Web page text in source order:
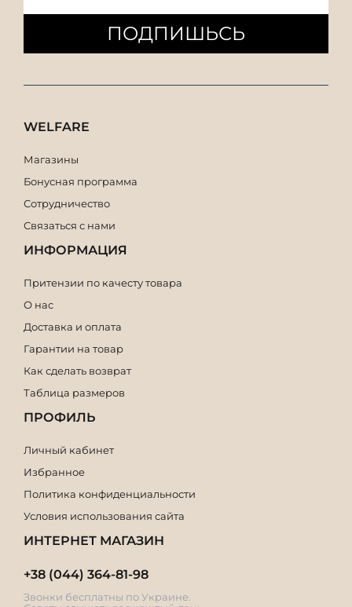
ПОДПИШЬСЬ
WELFARE
Магазины
Бонусная программа
Сотрудничество
Связаться с нами
ИНФОРМАЦИЯ
Притензии по качесту товара
О нас
Доставка и оплата
Гарантии на товар
Как сделать возврат
Таблица размеров
ПРОФИЛЬ
Личный кабинет
Избранное
Политика конфиденциальности
Условия использования сайта
ИНТЕРНЕТ МАГАЗИН
+38 (044) 364-81-98
Звонки бесплатны по Украине.